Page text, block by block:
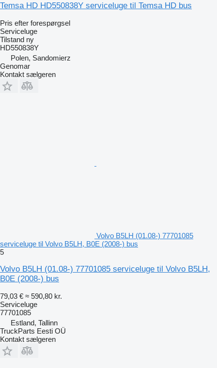
Temsa HD HD550838Y serviceluge til Temsa HD bus
Pris efter forespørgsel
Serviceluge
Tilstand ny
HD550838Y
Polen, Sandomierz
Genomar
Kontakt sælgeren
Volvo B5LH (01.08-) 77701085
serviceluge til Volvo B5LH, B0E (2008-) bus
5
Volvo B5LH (01.08-) 77701085 serviceluge til Volvo B5LH,
B0E (2008-) bus
79,03 € ≈ 590,80 kr.
Serviceluge
77701085
Estland, Tallinn
TruckParts Eesti OÜ
Kontakt sælgeren